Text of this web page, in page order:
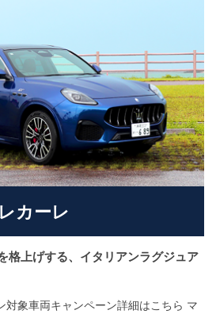
カーレ
上げする、イタリアンラグジュア
象車両キャンペーン詳細はこちら マ